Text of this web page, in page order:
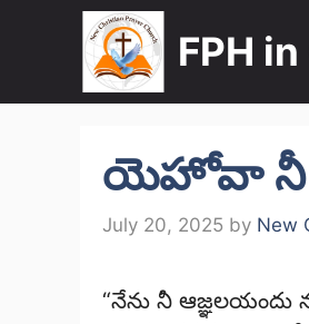
FPH
యెహోవా నీ
July 20, 2025 by New
“నేను నీ